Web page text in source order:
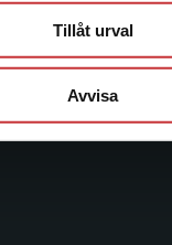
Tillåt urval
Avvisa